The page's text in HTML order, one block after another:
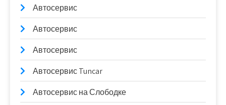
Автосервис
Автосервис
Автосервис
Автосервис Tuncar
Автосервис на Слободке